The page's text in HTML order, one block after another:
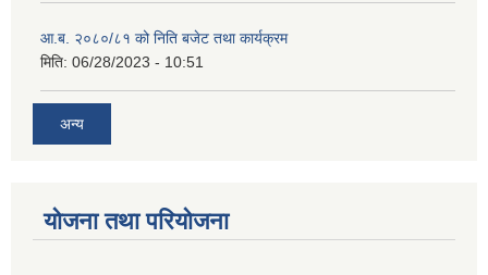
आ.ब. २०८०/८१ को निति बजेट तथा कार्यक्रम
मिति: 06/28/2023 - 10:51
अन्य
योजना तथा परियोजना